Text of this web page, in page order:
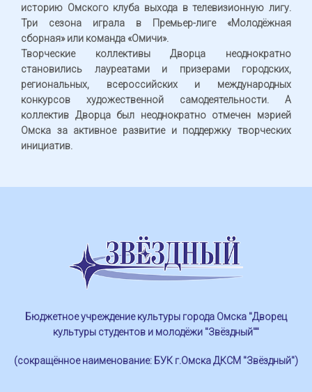
историю Омского клуба выхода в телевизионную лигу.
Три сезона играла в Премьер-лиге «Молодёжная
сборная» или команда «Омичи».
Творческие коллективы Дворца неоднократно
становились лауреатами и призерами городских,
региональных, всероссийских и международных
конкурсов художественной самодеятельности. А
коллектив Дворца был неоднократно отмечен мэрией
Омска за активное развитие и поддержку творческих
инициатив.
Бюджетное учреждение культуры города Омска "Дворец
культуры студентов и молодёжи "Звёздный""
(сокращённое наименование: БУК г.Омска ДКСМ "Звёздный")